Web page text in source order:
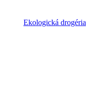
Ekologická drogéria